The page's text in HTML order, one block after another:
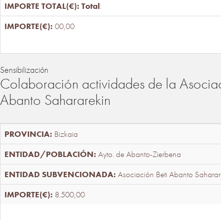
Total:
00,00
Sensibilización
Colaboración actividades de la
Abanto Sahararekin
Bizkaia
Ayto. de Abanto-Zierbena
Asociación Beti Abanto
8.500,00